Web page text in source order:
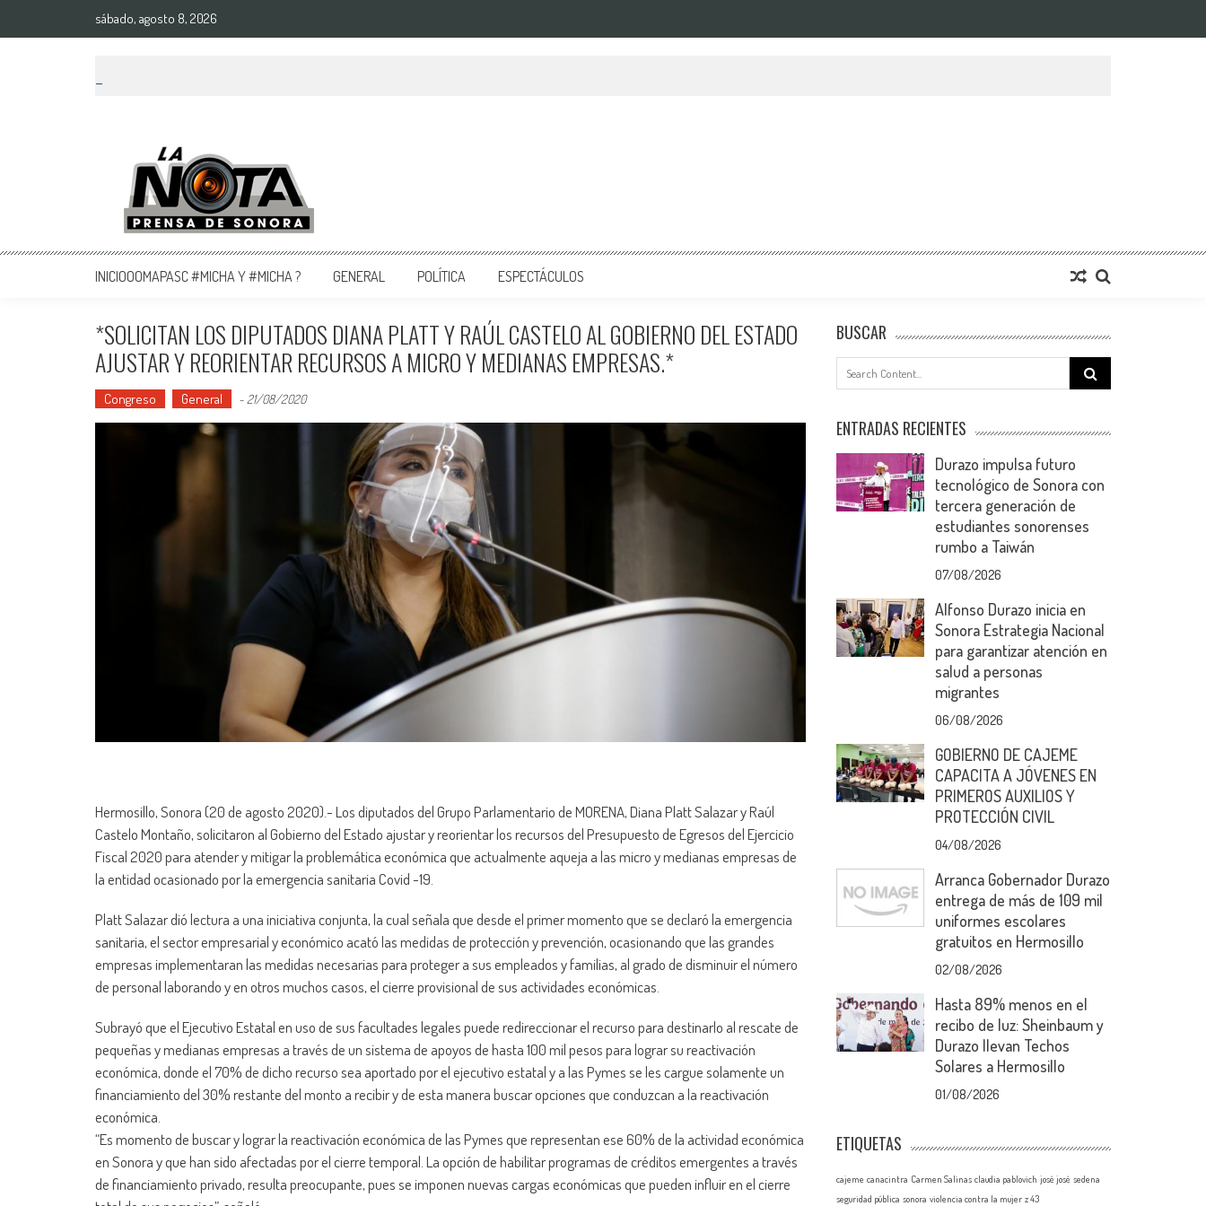
sábado, agosto 8, 2026
La Nota Prensa De Sonora
Noticias del día
INICIOOOMAPASC #MICHA Y #MICHA ? GENERAL POLÍTICA ESPECTÁCULOS
*SOLICITAN LOS DIPUTADOS DIANA PLATT Y RAÚL CASTELO AL GOBIERNO DEL ESTADO
AJUSTAR Y REORIENTAR RECURSOS A MICRO Y MEDIANAS EMPRESAS.*
Congreso General - 21/08/2020
Hermosillo, Sonora (20 de agosto 2020).- Los diputados del Grupo Parlamentario de MORENA, Diana Platt Salazar y Raúl
Castelo Montaño, solicitaron al Gobierno del Estado ajustar y reorientar los recursos del Presupuesto de Egresos del Ejercicio
Fiscal 2020 para atender y mitigar la problemática económica que actualmente aqueja a las micro y medianas empresas de
la entidad ocasionado por la emergencia sanitaria Covid -19.
Platt Salazar dió lectura a una iniciativa conjunta, la cual señala que desde el primer momento que se declaró la emergencia
sanitaria, el sector empresarial y económico acató las medidas de protección y prevención, ocasionando que las grandes
empresas implementaran las medidas necesarias para proteger a sus empleados y familias, al grado de disminuir el número
de personal laborando y en otros muchos casos, el cierre provisional de sus actividades económicas.
Subrayó que el Ejecutivo Estatal en uso de sus facultades legales puede redireccionar el recurso para destinarlo al rescate de
pequeñas y medianas empresas a través de un sistema de apoyos de hasta 100 mil pesos para lograr su reactivación
económica, donde el 70% de dicho recurso sea aportado por el ejecutivo estatal y a las Pymes se les cargue solamente un
financiamiento del 30% restante del monto a recibir y de esta manera buscar opciones que conduzcan a la reactivación
económica.
“Es momento de buscar y lograr la reactivación económica de las Pymes que representan ese 60% de la actividad económica
en Sonora y que han sido afectadas por el cierre temporal. La opción de habilitar programas de créditos emergentes a través
de financiamiento privado, resulta preocupante, pues se imponen nuevas cargas económicas que pueden influir en el cierre
BUSCAR
Search
for:
ENTRADAS RECIENTES
Durazo impulsa futuro
tecnológico de Sonora con
tercera generación de
estudiantes sonorenses
rumbo a Taiwán
07/08/2026
Alfonso Durazo inicia en
Sonora Estrategia Nacional
para garantizar atención en
salud a personas
migrantes
06/08/2026
GOBIERNO DE CAJEME
CAPACITA A JÓVENES EN
PRIMEROS AUXILIOS Y
PROTECCIÓN CIVIL
04/08/2026
Arranca Gobernador Durazo
entrega de más de 109 mil
uniformes escolares
gratuitos en Hermosillo
02/08/2026
Hasta 89% menos en el
recibo de luz: Sheinbaum y
Durazo llevan Techos
Solares a Hermosillo
01/08/2026
ETIQUETAS
cajeme canacintra Carmen Salinas claudia pablovich josé josé sedena
seguridad pública sonora violencia contra la mujer z 43